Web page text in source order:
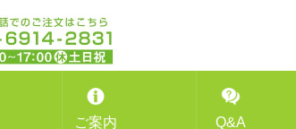
ご案内 Q&A